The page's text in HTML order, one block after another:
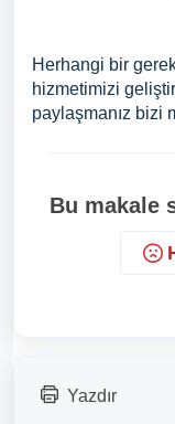
Herhangi bir
hizmetimizi
paylaşmanız bizi
Bu makale
Yazdır